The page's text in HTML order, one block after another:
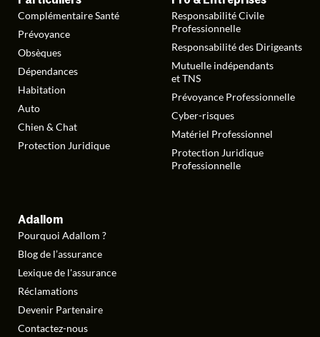
Complémentaire Santé
Prévoyance
Obsèques
Dépendances
Habitation
Auto
Chien & Chat
Protection Juridique
Responsabilité Civile
Professionnelle
Responsabilité des Dirigeants
Mutuelle indépendants
et TNS
Prévoyance Professionnelle
Cyber-risques
Matériel Professionnel
Protection Juridique
Professionnelle
Adallom
Pourquoi Adallom ?
Blog de l’assurance
Lexique de l'assurance
Réclamations
Devenir Partenaire
Contactez-nous